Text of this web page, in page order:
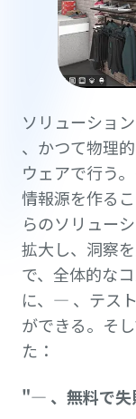
ソリューショ
、かつて物理
ウェアで行う
情報源を作る
らのソリュー
拡大し、洞察
で、全体的な
に、— 、テス
ができる。そ
た：
"— 、無料で失